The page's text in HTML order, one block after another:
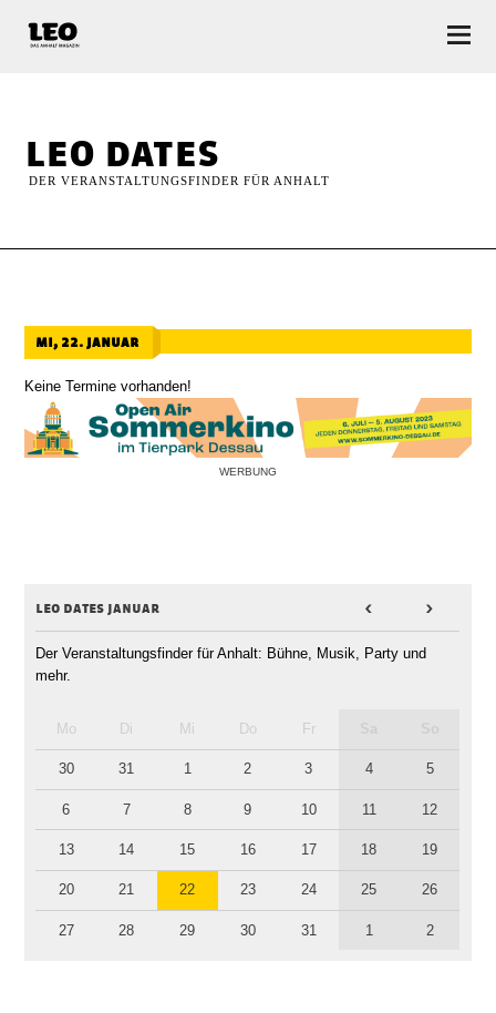
leo dates
DER VERANSTALTUNGSFINDER FÜR ANHALT
mi, 22. januar
Keine Termine vorhanden!
WERBUNG
leo dates januar < >
Der Veranstaltungsfinder für Anhalt: Bühne, Musik, Party und
mehr.
Mo Di Mi Do Fr
30 31 1 2 3 4 5
6 7 8 9 10 11 12
13 14 15 16 17 18 19
20 21 22 23 24 25 26
27 28 29 30 31 1 2